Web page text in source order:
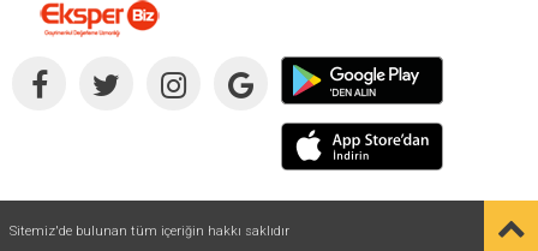
Sitemiz'de bulunan tüm içeriğin hakkı saklıdır